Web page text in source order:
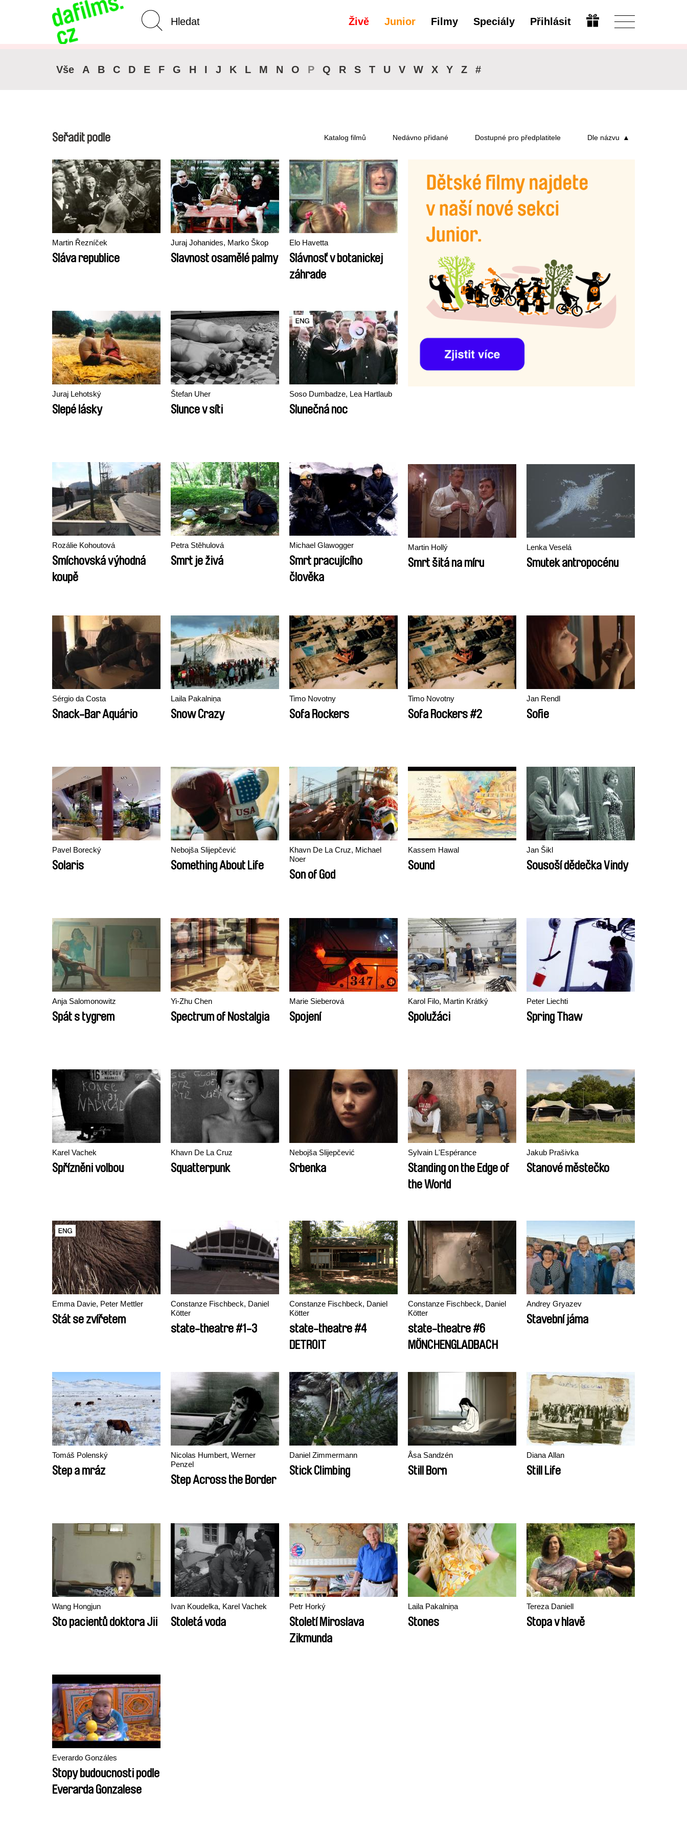
Živě Junior Filmy Speciály Přihlásit
Pokročilé vyhledávání Upravit
Vše A B C D E F G H I J K L M N O P Q R S T U V W X Y Z #
Seřadit podle Katalog filmů Nedávno přidané Dostupné pro předplatitele Dle názvu
Martin Řezníček
Sláva republice
Juraj Johanides, Marko Škop
Slavnost osamělé palmy
Elo Havetta
Slávnosť v botanickej
záhrade
Juraj Lehotský
Slepé lásky
Štefan Uher
Slunce v síti
Soso Dumbadze, Lea Hartlaub
Slunečná noc
Rozálie Kohoutová
Smíchovská výhodná
koupě
Petra Stěhulová
Smrt je živá
Michael Glawogger
Smrt pracujícího
člověka
Martin Hollý
Smrt šitá na míru
Lenka Veselá
Smutek antropocénu
Sérgio da Costa
Snack-Bar Aquário
Laila Pakalniņa
Snow Crazy
Timo Novotny
Sofa Rockers
Timo Novotny
Sofa Rockers #2
Jan Rendl
Sofie
Pavel Borecký
Solaris
Nebojša Slijepčević
Something About Life
Khavn De La Cruz, Michael
Noer
Son of God
Kassem Hawal
Sound
Jan Šikl
Sousoší dědečka Vindy
Anja Salomonowitz
Spát s tygrem
Yi-Zhu Chen
Spectrum of Nostalgia
Marie Sieberová
Spojení
Karol Filo, Martin Krátký
Spolužáci
Peter Liechti
Spring Thaw
Karel Vachek
Spřízněni volbou
Khavn De La Cruz
Squatterpunk
Nebojša Slijepčević
Srbenka
Sylvain L'Espérance
Standing on the Edge of
the World
Jakub Prašivka
Stanové městečko
Emma Davie, Peter Mettler
Stát se zvířetem
Constanze Fischbeck, Daniel
Kötter
state-theatre #1-3
Constanze Fischbeck, Daniel
Kötter
state-theatre #4
DETROIT
Constanze Fischbeck, Daniel
Kötter
state-theatre #6
MÖNCHENGLADBACH
Andrey Gryazev
Stavební jáma
Tomáš Polenský
Step a mráz
Nicolas Humbert, Werner
Penzel
Step Across the Border
Daniel Zimmermann
Stick Climbing
Åsa Sandzén
Still Born
Diana Allan
Still Life
Wang Hongjun
Sto pacientů doktora Jii
Ivan Koudelka, Karel Vachek
Stoletá voda
Petr Horký
Století Miroslava
Zikmunda
Laila Pakalniņa
Stones
Tereza Daniell
Stopa v hlavě
Everardo Gonzáles
Stopy budoucnosti podle
Everarda Gonzalese